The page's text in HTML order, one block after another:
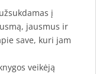
į
jausmus ir
save, kuri jam
veikėją